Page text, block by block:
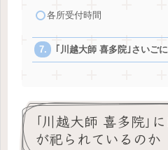
各所受付時間
｢川越大師 喜多院｣さいごに
｢川越大師 喜多院｣
が祀られているのか